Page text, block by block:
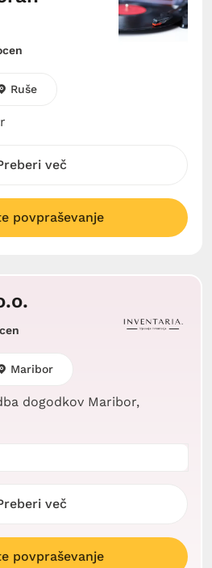
Ruše
več
povpraševanje
dogodkov Maribor,
Maribor
več
povpraševanje